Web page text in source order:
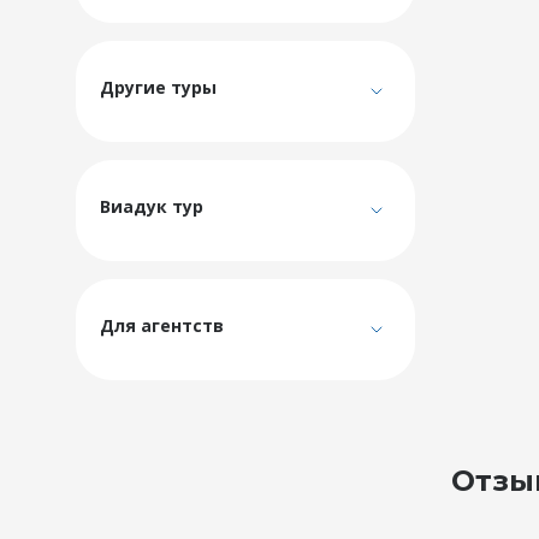
Другие туры
Виадук тур
Для агентств